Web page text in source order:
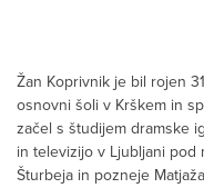
Žan Koprivnik je bil rojen
osnovni šoli v Krškem in
začel s študijem dramske
in televizijo v Ljubljani pod
Šturbeja in pozneje